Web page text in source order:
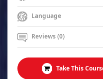
Language
Reviews (0)
Take This